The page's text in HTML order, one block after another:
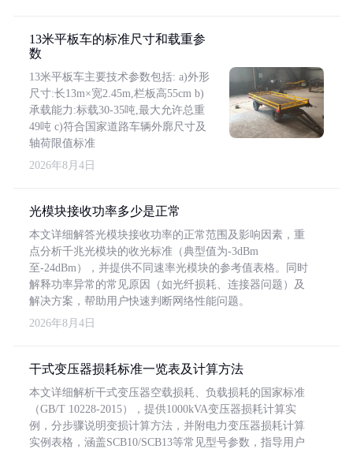
13米平板车的标准尺寸和载重参
数
13米平板车主要技术参数包括: a)外形
尺寸:长13m×宽2.45m,栏板高55cm b)
承载能力:标载30-35吨,最大允许总重
49吨 c)符合国家道路车辆外廓尺寸及
轴荷限值标准
2026年8月4日
光模块接收功率多少是正常
本文详细解答光模块接收功率的正常范围及影响因素，重
点分析千兆光模块的收光标准（典型值为-3dBm
至-24dBm），并提供不同速率光模块的参考值表格。同时
解释功率异常的常见原因（如光纤损耗、连接器问题）及
解决方案，帮助用户快速判断网络性能问题。
2026年8月4日
干式变压器损耗标准一览表及计算方法
本文详细解析干式变压器空载损耗、负载损耗的国家标准
（GB/T 10228-2015），提供1000kVA变压器损耗计算实
例，分步骤说明变损计算方法，并附电力变压器损耗计算
实例表格，涵盖SCB10/SCB13等常见型号参数，指导用户